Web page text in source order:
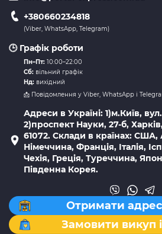
+380660234818
(Viber, WhatsApp, Telegram)
🕒 Графік роботи
Пн–Пт: 10:00–22:00
Сб: вільний графік
Нд: вихідний
📩 Повідомлення у Viber, WhatsApp і
Адреси в Україні: 1)м.Київ,
2)проспект Науки, 27-б,
61072. Склади в країнах: США,
Німеччина, Франція, Італія,
Чехія, Греція, Туреччина,
Південна Корея.
Отримати
Замовити викуп